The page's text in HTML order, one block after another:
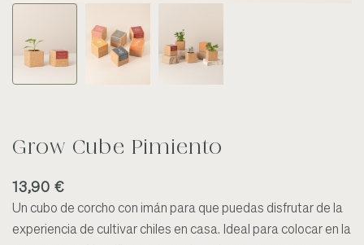
Grow Cube Pimiento
13,90 €
Un cubo de corcho con imán para que puedas disfrutar de la
experiencia de cultivar chiles en casa. Ideal para colocar en la